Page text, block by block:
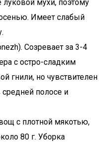
луковой мухи, поэтому
Имеет слабый
Созревает за 3-4
с остро-сладким
гнили, но чувствителен
полосе и
с плотной мякотью,
80 г. Уборка